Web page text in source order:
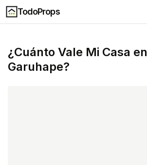
TodoProps
¿Cuánto Vale Mi Casa en
Garuhape?